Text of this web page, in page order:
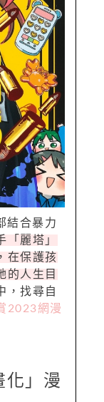
結合暴力
「麗塔」
在保護孩
的人生目
，找尋自
2023網漫
化」漫